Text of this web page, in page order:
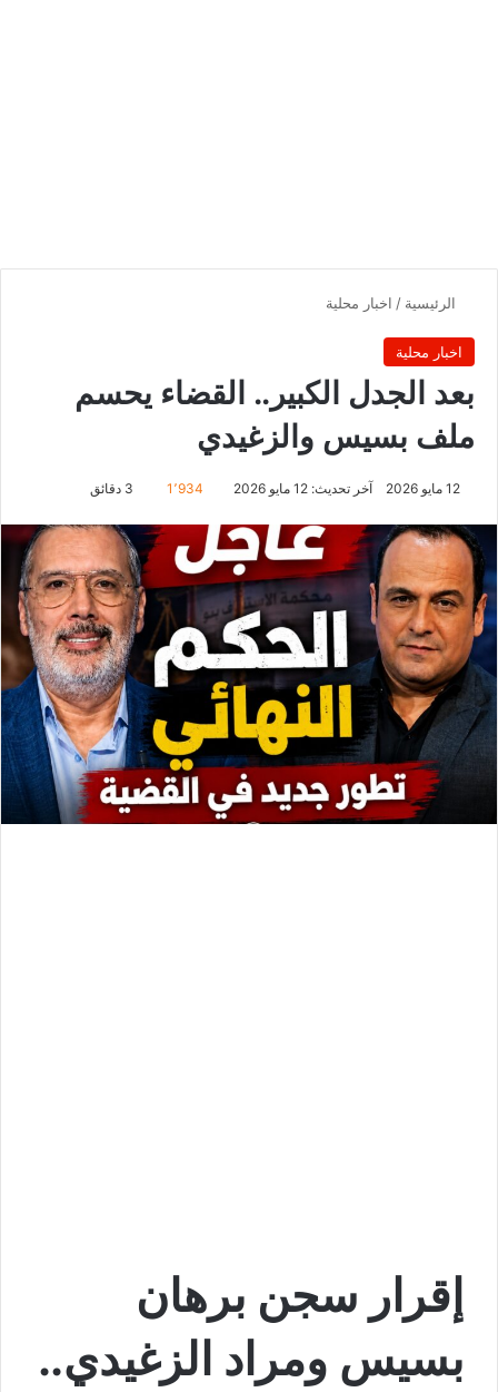
الرئيسية / اخبار محلية
اخبار محلية
بعد الجدل الكبير.. القضاء يحسم
ملف بسيس والزغيدي
12 مايو 2026 آخر تحديث: 12 مايو 2026 1٬934
إقرار سجن برهان
بسيس ومراد الزغيدي..